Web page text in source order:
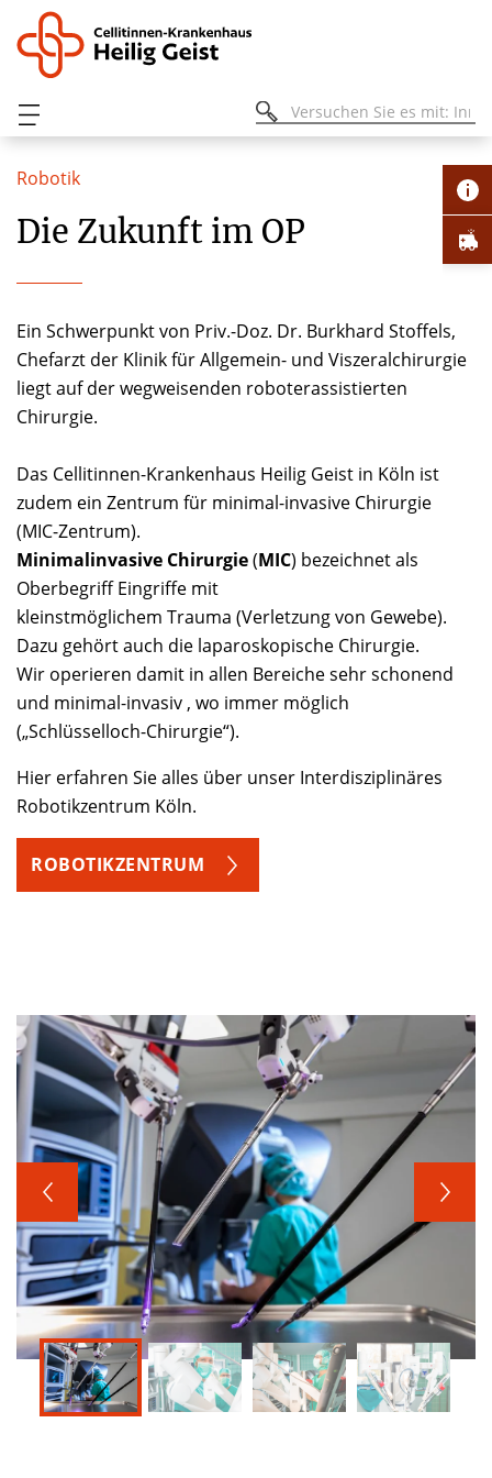
Robotik
Die Zukunft im OP
Ein Schwerpunkt von Priv.-Doz. Dr. Burkhard Stoffels,
Chefarzt der Klinik für Allgemein- und Viszeralchirurgie
liegt auf der wegweisenden roboterassistierten
Chirurgie.
Das Cellitinnen-Krankenhaus Heilig Geist in Köln ist
zudem ein Zentrum für minimal-invasive Chirurgie
(MIC-Zentrum).
Minimalinvasive Chirurgie(MIC) bezeichnet als
Oberbegriff Eingriffe mit
kleinstmöglichem Trauma (Verletzung von Gewebe).
Dazu gehört auch die laparoskopische Chirurgie.
Wir operieren damit in allen Bereiche sehr schonend
und minimal-invasiv , wo immer möglich
(„Schlüsselloch-Chirurgie“).
Hier erfahren Sie alles über unser Interdisziplinäres
Robotikzentrum Köln.
ROBOTIKZENTRUM